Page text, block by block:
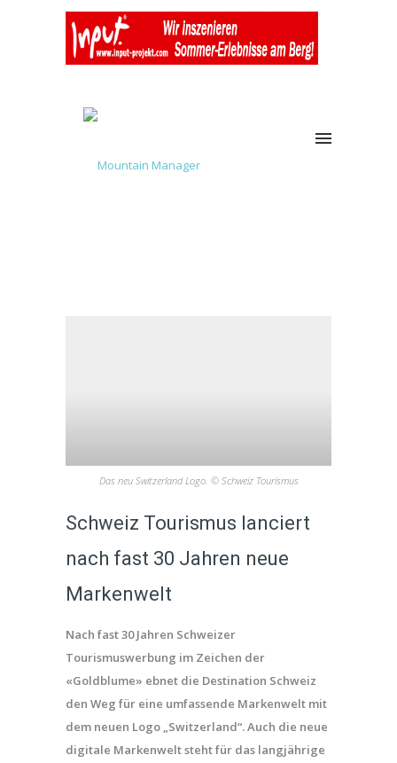
Das neu Switzerland Logo. © Schweiz Tourismus
Schweiz Tourismus lanciert
nach fast 30 Jahren neue
Markenwelt
Nach fast 30 Jahren Schweizer
Tourismuswerbung im Zeichen der
«Goldblume» ebnet die Destination Schweiz
den Weg für eine umfassende Markenwelt mit
dem neuen Logo „Switzerland“. Auch die neue
digitale Markenwelt steht für das langjährige